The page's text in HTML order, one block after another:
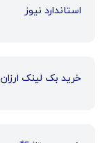
استاندارد نیوز
خرید بک لینک ارزان